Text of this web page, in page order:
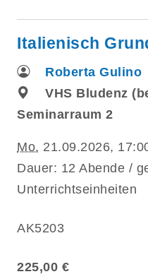
Italienisch
Roberta Gulino
VHS Bludenz
Seminarraum 2
Mo. 21.09.2026,
Dauer: 12 Abende /
Unterrichtseinheiten
AK5203
225,00 €